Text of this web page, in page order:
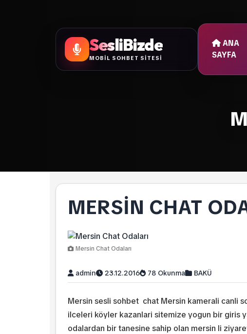
SesliBizde
MOBİL SOHBET SİTESİ
ANA
SAYFA
MERSIN CHAT
Mersin Chat Odaları
admin 23.12.2016 78 Okunma BAKÜ
Mersin sesli sohbet chat Mersin kamerali canli
ilceleri köyler kazanlari sitemize yogun bir giris
odalardan bir tanesine sahip olan mersin li